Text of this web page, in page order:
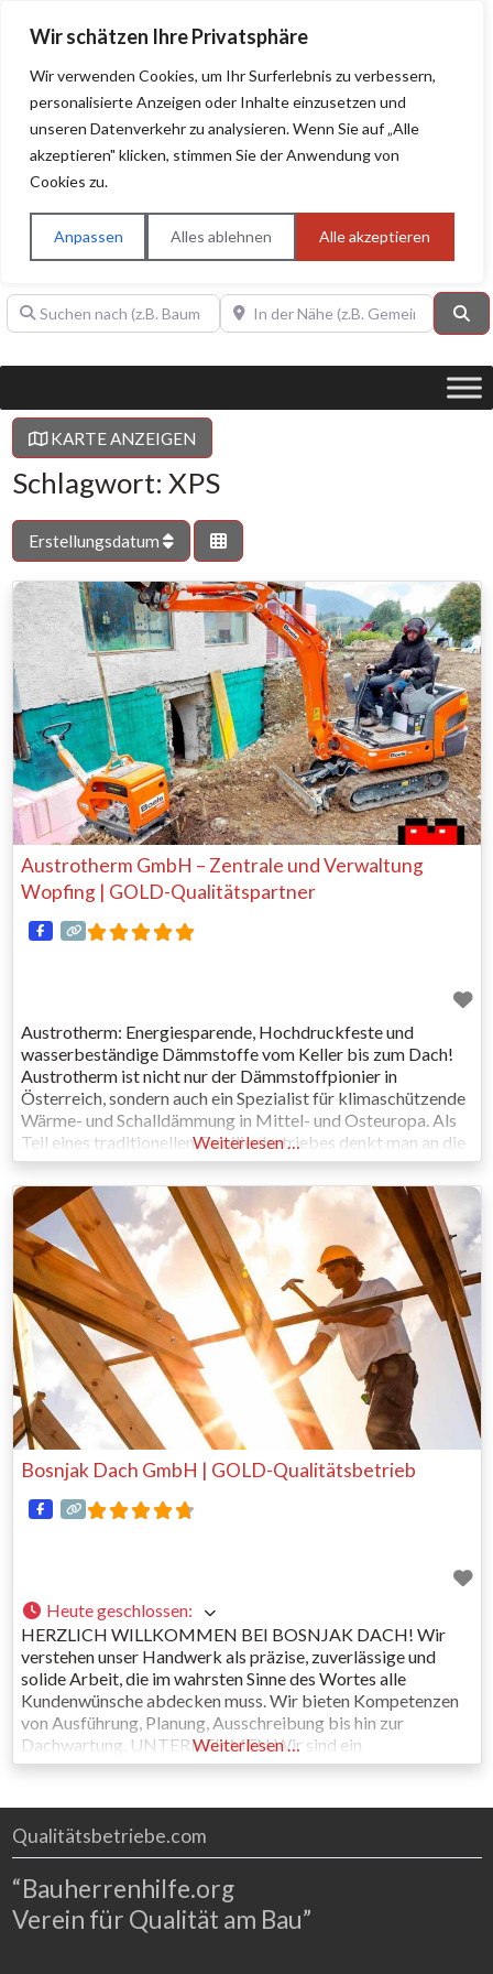
Wir schätzen Ihre Privatsphäre
Wir verwenden Cookies, um Ihr Surferlebnis zu verbessern,
personalisierte Anzeigen oder Inhalte einzusetzen und
unseren Datenverkehr zu analysieren. Wenn Sie auf „Alle
akzeptieren" klicken, stimmen Sie der Anwendung von
Cookies zu.
Anpassen Alles ablehnen Alle akzeptieren
BAUHERRENHILFE.orgQualitätssiegel!
Sie finden hier nur Qualitätsbetriebe, die mit dem DIAMANT,
PLATIN, GOLD, SILBER, ANWÄRTER "Bauherrenhilfe.org-
Qualitätssiegel" ausgezeichnet sind.
Suchen nach (z.B. Baumeister oder Dachdecker)In der Nähe (z.B. Gemeinde Baden)
KARTE ANZEIGEN
Schlagwort: XPS
Erstellungsdatum
Austrotherm GmbH – Zentrale und Verwaltung
Wopfing | GOLD-Qualitätspartner
Austrotherm: Energiesparende, Hochdruckfeste und
wasserbeständige Dämmstoffe vom Keller bis zum Dach!
Austrotherm ist nicht nur der Dämmstoffpionier in
Österreich, sondern auch ein Spezialist für klimaschützende
Wärme- und Schalldämmung in Mittel- und Osteuropa. Als
Teil eines traditionellen Familienbetriebes denkt man an die
nächste Generation – und setzt seit Jahren starke Zeichen
für den Klimaschutz: mit langlebigen, recycelbaren
Dämmstoffen, die die
Weiterlesen …
Bosnjak Dach GmbH | GOLD-Qualitätsbetrieb
Heute geschlossen:
HERZLICH WILLKOMMEN BEI BOSNJAK DACH! Wir
verstehen unser Handwerk als präzise, zuverlässige und
solide Arbeit, die im wahrsten Sinne des Wortes alle
Kundenwünsche abdecken muss. Wir bieten Kompetenzen
von Ausführung, Planung, Ausschreibung bis hin zur
Dachwartung. UNTERNEHMEN Wir sind ein
Familienunternehmen, wo die ausführende und bauleitende
Erfahrung bei der Herstellung von Dächern, wünschen
Weiterlesen …
Qualitätsbetriebe.com
“Bauherrenhilfe.org
Verein für Qualität am Bau”